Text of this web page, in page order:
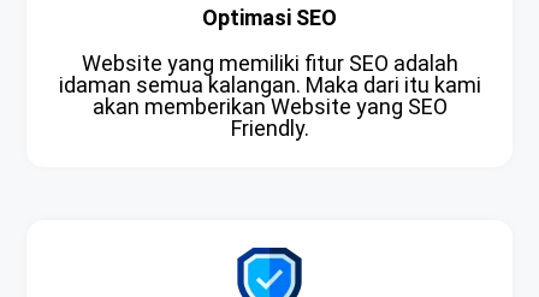
Optimasi SEO
Website yang memiliki fitur SEO adalah
idaman semua kalangan. Maka dari itu kami
akan memberikan Website yang SEO
Friendly.